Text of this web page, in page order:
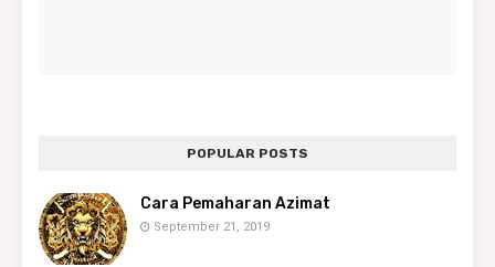
POPULAR POSTS
Cara Pemaharan Azimat
September 21, 2019